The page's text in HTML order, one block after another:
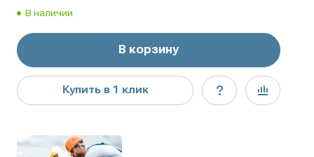
В наличии
В корзину
Купить в 1 клик